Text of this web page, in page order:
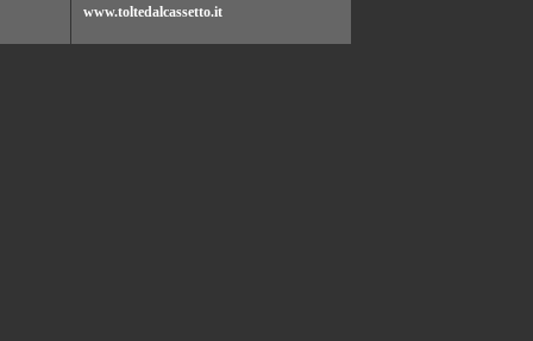
www.toltedalcassetto.it